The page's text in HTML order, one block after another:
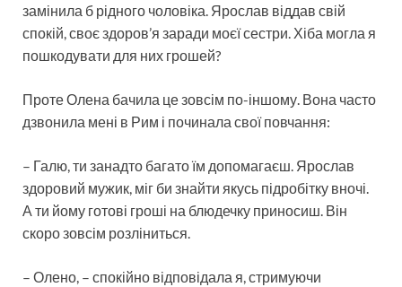
замінила б рідного чоловіка. Ярослав віддав свій
спокій, своє здоров’я заради моєї сестри. Хіба могла я
пошкодувати для них грошей?
Проте Олена бачила це зовсім по-іншому. Вона часто
дзвонила мені в Рим і починала свої повчання:
– Галю, ти занадто багато їм допомагаєш. Ярослав
здоровий мужик, міг би знайти якусь підробітку вночі.
А ти йому готові гроші на блюдечку приносиш. Він
скоро зовсім розліниться.
– Олено, – спокійно відповідала я, стримуючи